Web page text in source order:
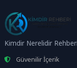
Kimdir Nerelidir Rehberi
Güvenilir İçerik